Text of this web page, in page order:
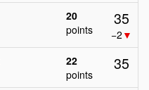
20
points
35
−2 ▼
22
points
35